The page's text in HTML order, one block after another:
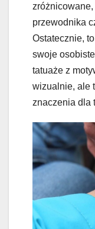
przewodnika
Ostatecznie,
swoje
tatuaże z
wizualnie, ale
znaczenia dla